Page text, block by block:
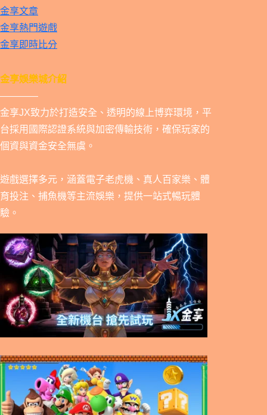
金享文章
金享熱門遊戲
金享即時比分
金享娛樂城介紹
————
金享JX致力於打造安全、透明的線上博弈環境，平
台採用國際認證系統與加密傳輸技術，確保玩家的
個資與資金安全無虞。
遊戲選擇多元，涵蓋電子老虎機、真人百家樂、體
育投注、捕魚機等主流娛樂，提供一站式暢玩體
驗。